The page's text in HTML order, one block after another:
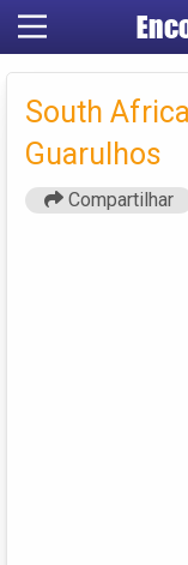
South
Guarulhos
Compartilhar